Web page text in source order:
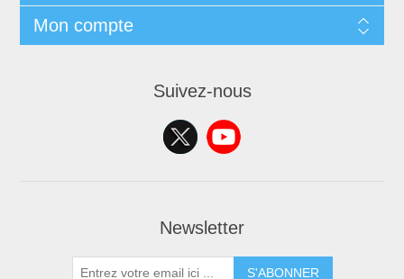
Mon compte
Suivez-nous
Newsletter
S'ABONNER